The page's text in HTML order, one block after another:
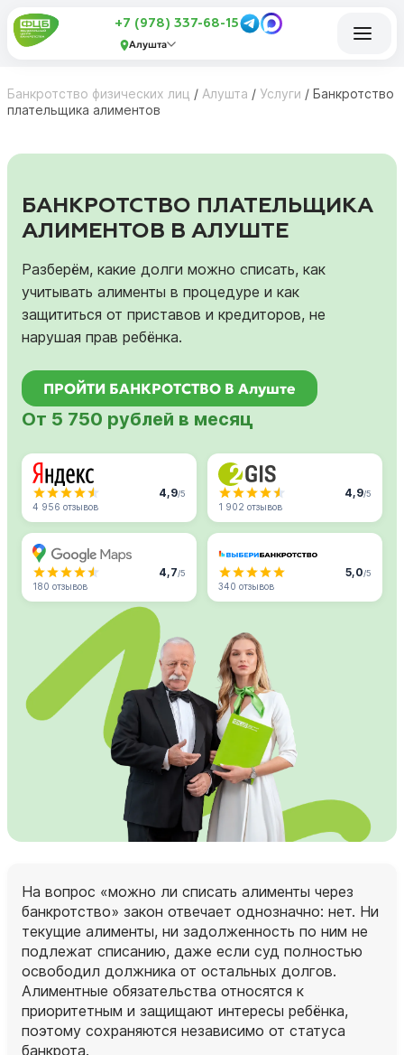
+7 (978) 337-68-15
Алушта
Банкротство физических лиц / Алушта / Услуги / Банкротство
плательщика алиментов
БАНКРОТСТВО ПЛАТЕЛЬЩИКА
АЛИМЕНТОВ В АЛУШТЕ
Разберём, какие долги можно списать, как
учитывать алименты в процедуре и как
защититься от приставов и кредиторов, не
нарушая прав ребёнка.
ПРОЙТИ БАНКРОТСТВО В Алуште
От 5 750 рублей в месяц
4,9/5
4 956 отзывов
4,9/5
1 902 отзывов
4,7/5
180 отзывов
5,0/5
340 отзывов
На вопрос «можно ли списать алименты через
банкротство» закон отвечает однозначно: нет. Ни
текущие алименты, ни задолженность по ним не
подлежат списанию, даже если суд полностью
освободил должника от остальных долгов.
Алиментные обязательства относятся к
приоритетным и защищают интересы ребёнка,
поэтому сохраняются независимо от статуса
банкрота.